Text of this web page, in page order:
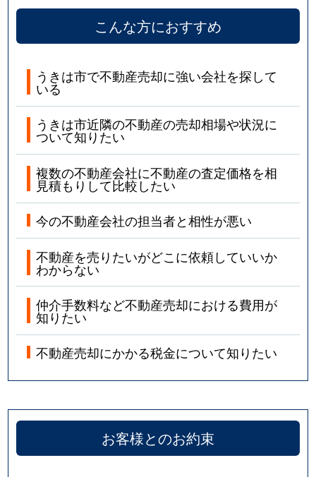
こんな方におすすめ
うきは市で不動産売却に強い会社を探して
いる
うきは市近隣の不動産の売却相場や状況に
ついて知りたい
複数の不動産会社に不動産の査定価格を相
見積もりして比較したい
今の不動産会社の担当者と相性が悪い
不動産を売りたいがどこに依頼していいか
わからない
仲介手数料など不動産売却における費用が
知りたい
不動産売却にかかる税金について知りたい
お客様とのお約束